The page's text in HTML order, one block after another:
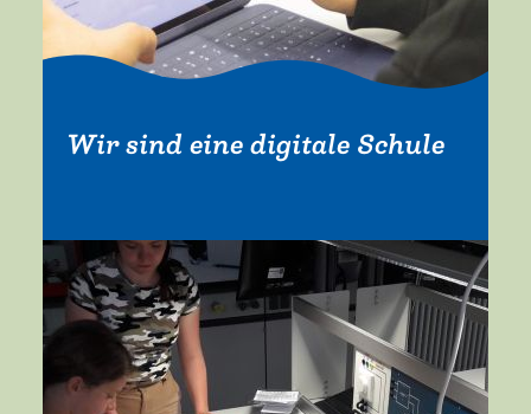
Wir sind eine digitale Schule
Mehr erfahren